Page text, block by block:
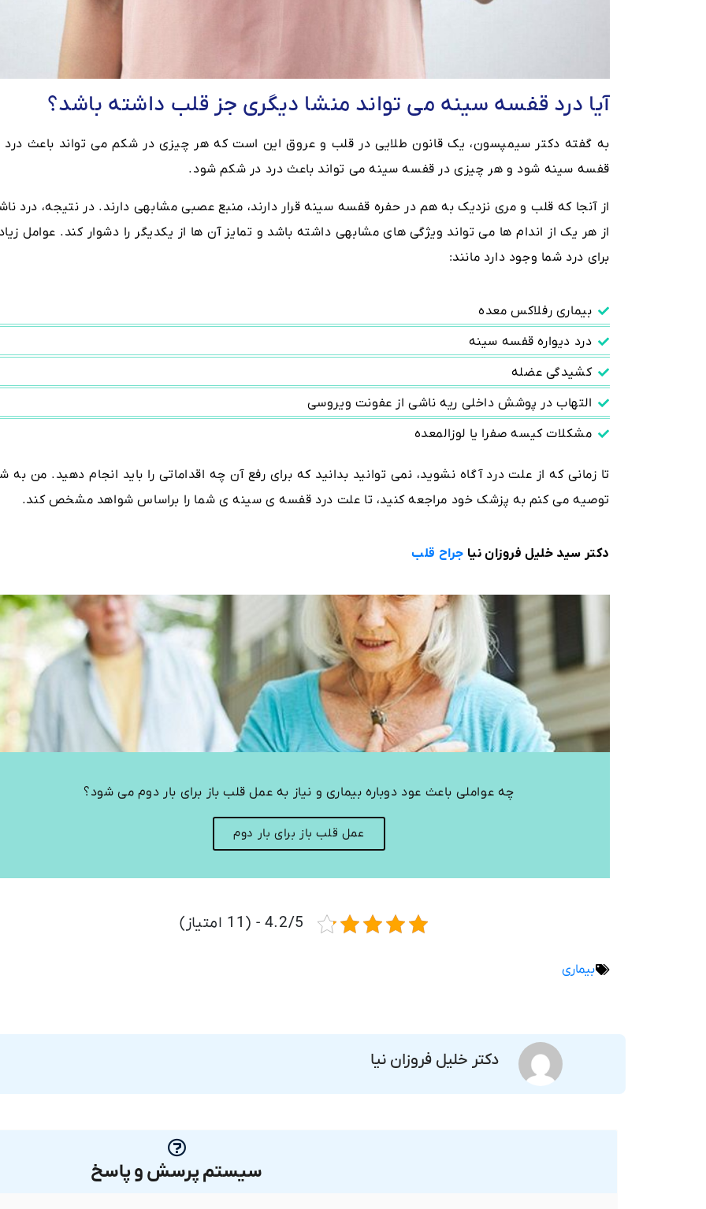
آیا درد قفسه سینه می تواند منشا دیگری جز قلب داشته باشد؟
به گفته دکتر سیمپسون، یک قانون طلایی در قلب و عروق این است که هر چیزی در شکم می تواند باعث درد
قفسه سینه شود و هر چیزی در قفسه سینه می تواند باعث درد در شکم شود.
از آنجا که قلب و مری نزدیک به هم در حفره قفسه سینه قرار دارند، منبع عصبی مشابهی دارند. در نتیجه، درد
از هر یک از اندام ها می تواند ویژگی های مشابهی داشته باشد و تمایز آن ها از یکدیگر را دشوار کند. عوامل
برای درد شما وجود دارد مانند:
بیماری رفلاکس معده
درد دیواره قفسه سینه
کشیدگی عضله
التهاب در پوشش داخلی ریه ناشی از عفونت ویروسی
مشکلات کیسه صفرا یا لوزالمعده
تا زمانی که از علت درد آگاه نشوید، نمی توانید بدانید که برای رفع آن چه اقداماتی را باید انجام دهید. من به
توصیه می کنم به پزشک خود مراجعه کنید، تا علت درد قفسه ی سینه ی شما را براساس شواهد مشخص کند.
دکتر سید خلیل فروزان ‌نیا جراح قلب
چه عواملی باعث عود دوباره بیماری و نیاز به عمل قلب باز برای بار دوم می شود؟
عمل قلب باز برای بار دوم
4.2/5 - (11 امتیاز)
بیماری
دکتر خلیل فروزان نیا
سیستم پرسش و پاسخ